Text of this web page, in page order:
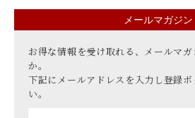
メールマガジン
お得な情報を受け取れる、メールマ
か。
下記にメールアドレスを入力し登録
い。